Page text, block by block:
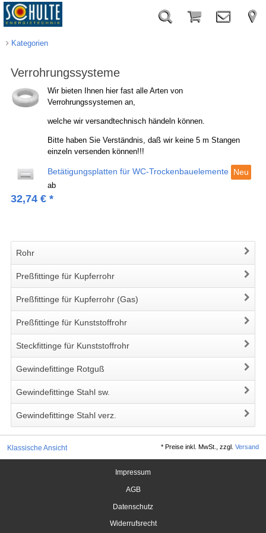
Kategorien
Verrohrungssysteme
Wir bieten Ihnen hier fast alle Arten von
Verrohrungssystemen an,
welche wir versandtechnisch händeln können.
Bitte haben Sie Verständnis, daß wir keine 5 m Stangen
einzeln versenden können!!!
Betätigungsplatten für WC-Trockenbauelemente Neu
ab
32,74 €*
Rohr
Preßfittinge für Kupferrohr
Preßfittinge für Kupferrohr (Gas)
Preßfittinge für Kunststoffrohr
Steckfittinge für Kunststoffrohr
Gewindefittinge Rotguß
Gewindefittinge Stahl sw.
Gewindefittinge Stahl verz.
Klassische Ansicht *Preise inkl. MwSt., zzgl.Versand
Impressum
AGB
Datenschutz
Widerrufsrecht